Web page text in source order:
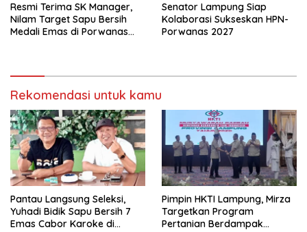
Resmi Terima SK Manager,
Nilam Target Sapu Bersih
Medali Emas di Porwanas
Senator Lampung Siap
Kolaborasi Sukseskan HPN-
Porwanas 2027
Rekomendasi untuk kamu
Pantau Langsung Seleksi,
Yuhadi Bidik Sapu Bersih 7
Emas Cabor Karoke di
Pimpin HKTI Lampung, Mirza
Targetkan Program
Pertanian Berdampak